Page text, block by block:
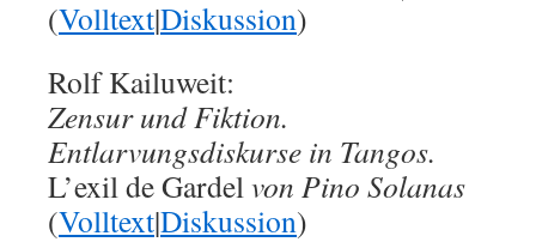
(Volltext|Diskussion)
Rolf Kailuweit:
Zensur und Fiktion.
Entlarvungsdiskurse in Tangos.
L’exil de Gardelvon Pino Solanas
(Volltext|Diskussion)